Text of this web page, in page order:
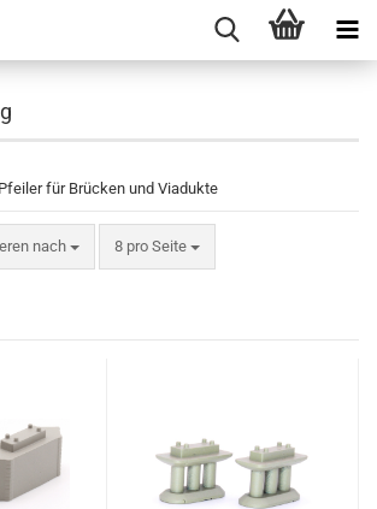
Pfeiler für Brücken und Viadukte
nach
nach 8 pro Seite
pro Seite